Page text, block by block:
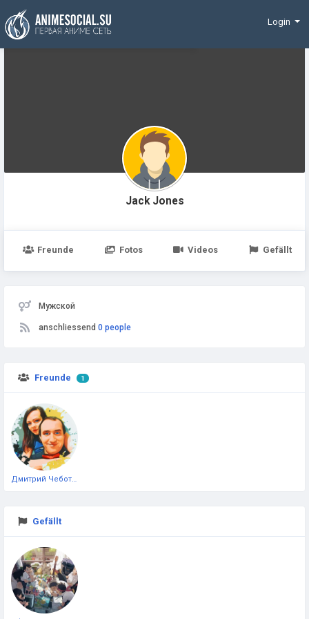
Finanzierung
Login
Jack Jones
Freunde Fotos Videos Gefällt
Мужской
anschliessend 0 people
Freunde 1
Gefällt